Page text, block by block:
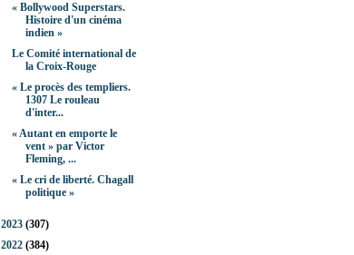
« Bollywood Superstars.
Histoire d'un cinéma
indien »
Le Comité international de
la Croix-Rouge
« Le procès des templiers.
1307 Le rouleau
d'inter...
« Autant en emporte le
vent » par Victor
Fleming, ...
« Le cri de liberté. Chagall
politique »
2023 (307)
2022 (384)